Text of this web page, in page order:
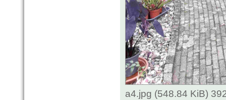
a4.jpg (548.84 KiB)